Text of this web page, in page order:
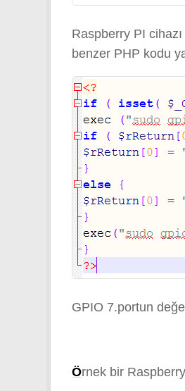
Raspberry PI
benzer PHP kodu
GPIO 7.portun
Örnek bir